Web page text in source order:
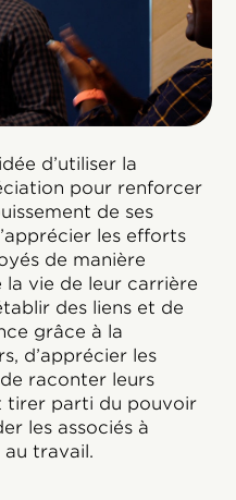
d’utiliser la
pour renforcer
de ses
les efforts
de manière
vie de leur carrière
des liens et de
grâce à la
d’apprécier les
raconter leurs
tirer parti du pouvoir
les associés à
au travail.